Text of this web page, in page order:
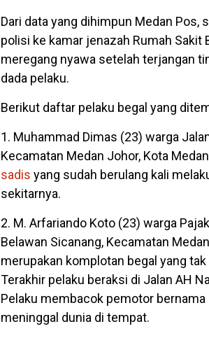
Dari data yang dihimpun Medan Pos,
polisi ke kamar jenazah Rumah Sakit
meregang nyawa setelah terjangan
dada pelaku.
Berikut daftar pelaku begal yang
1. Muhammad Dimas (23) warga
Kecamatan Medan Johor, Kota
sadis yang sudah berulang kali
sekitarnya.
2. M. Arfariando Koto (23) warga
Belawan Sicanang, Kecamatan
merupakan komplotan begal yang
Terakhir pelaku beraksi di Jalan AH
Pelaku membacok pemotor
meninggal dunia di tempat.